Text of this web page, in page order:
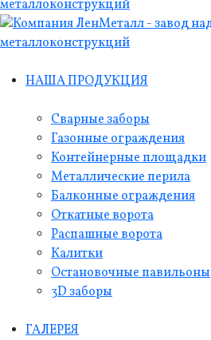
НАША ПРОДУКЦИЯ
Сварные заборы
Газонные ограждения
Контейнерные площадки
Металлические перила
Балконные ограждения
Откатные ворота
Распашные ворота
Калитки
Остановочные павильоны
3D заборы
ГАЛЕРЕЯ